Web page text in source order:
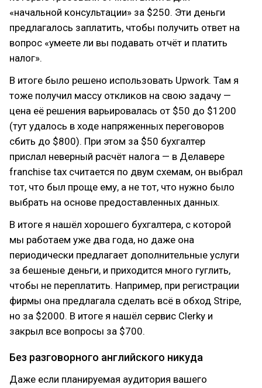
«начальной консультации» за $250. Эти деньги
предлагалось заплатить, чтобы получить ответ на
вопрос «умеете ли вы подавать отчёт и платить
налог».
В итоге было решено использовать Upwork. Там я
тоже получил массу откликов на свою задачу —
цена её решения варьировалась от $50 до $1200
(тут удалось в ходе напряженных переговоров
сбить до $800). При этом за $50 бухгалтер
прислал неверный расчёт налога — в Делавере
franchise tax считается по двум схемам, он выбрал
тот, что был проще ему, а не тот, что нужно было
выбрать на основе предоставленных данных.
В итоге я нашёл хорошего бухгалтера, с которой
мы работаем уже два года, но даже она
периодически предлагает дополнительные услуги
за бешеные деньги, и приходится много гуглить,
чтобы не переплатить. Например, при регистрации
фирмы она предлагала сделать всё в обход Stripe,
но за $2000. В итоге я нашёл сервис Clerky и
закрыл все вопросы за $700.
Без разговорного английского никуда
Даже если планируемая аудитория вашего